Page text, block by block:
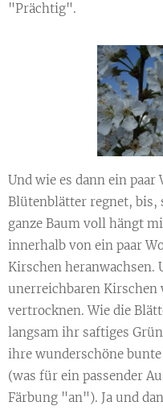
"Prächtig".
Und wie es dann ein paar
Blütenblätter regnet, bis,
ganze Baum voll hängt
innerhalb von ein paar
Kirschen heranwachsen.
unerreichbaren Kirschen
vertrocknen. Wie die
langsam ihr saftiges
ihre wunderschöne
(was für ein passender
Färbung "an"). Ja und